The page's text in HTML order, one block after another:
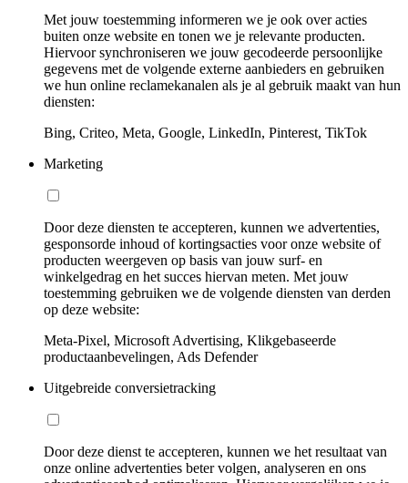
Met jouw toestemming informeren we je ook over acties
buiten onze website en tonen we je relevante producten.
Hiervoor synchroniseren we jouw gecodeerde persoonlijke
gegevens met de volgende externe aanbieders en gebruiken
we hun online reclamekanalen als je al gebruik maakt van hun
diensten:
Bing, Criteo, Meta, Google, LinkedIn, Pinterest, TikTok
Marketing
Door deze diensten te accepteren, kunnen we advertenties,
gesponsorde inhoud of kortingsacties voor onze website of
producten weergeven op basis van jouw surf- en
winkelgedrag en het succes hiervan meten. Met jouw
toestemming gebruiken we de volgende diensten van derden
op deze website:
Meta-Pixel, Microsoft Advertising, Klikgebaseerde
productaanbevelingen, Ads Defender
Uitgebreide conversietracking
Door deze dienst te accepteren, kunnen we het resultaat van
onze online advertenties beter volgen, analyseren en ons